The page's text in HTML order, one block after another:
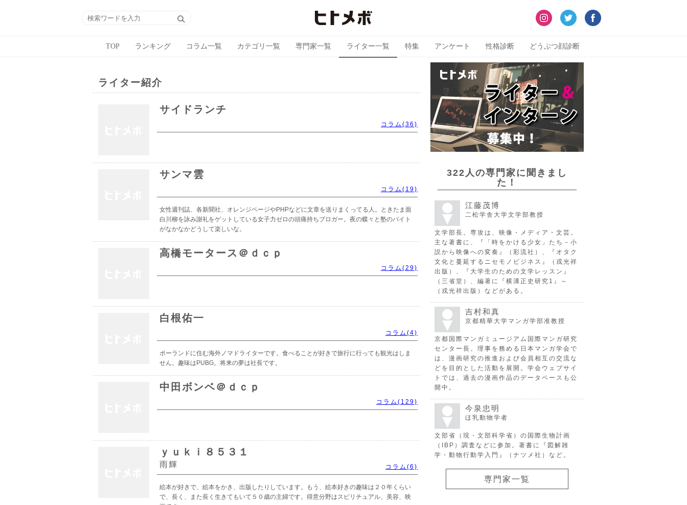
TOP ランキング コラム一覧 カテゴリ一覧 専門家一覧 ライター一覧 特集 アンケート 性格診断 どうぶつ顔診断
ライター紹介
サイドランチ
コラム(36)
サンマ雲
コラム(19)
女性週刊誌、各新聞社、オレンジページやPHPなどに文章を送りまくってる人。ときたま面
白川柳を詠み謝礼をゲットしている女子力ゼロの頭痛持ちブロガー。夜の蝶々と塾のバイト
がなかなかどうして楽しいな。
高橋モータース＠ｄｃｐ
コラム(29)
白根佑一
コラム(4)
ポーランドに住む海外ノマドライターです。食べることが好きで旅行に行っても観光はしま
せん。趣味はPUBG。将来の夢は社長です。
中田ボンベ＠ｄｃｐ
コラム(129)
ｙｕｋｉ８５３１
雨輝 コラム(6)
絵本が好きで、絵本をかき、出版したりしています。もう、絵本好きの趣味は２０年くらい
で、長く、また長く生きてもいて５０歳の主婦です。得意分野はスピリチュアル、美容、映
322人の専門家に聞きまし
た！
江藤茂博
二松学舎大学文学部教授
文学部長。専攻は、映像・メディア・文芸。
主な著書に、『「時をかける少女」たち－小
説から映像への変奏』（彩流社）、『オタク
文化と蔓延するニセモノビジネス』（戎光祥
出版）、『大学生のための文学レッスン』
（三省堂）、編著に『横溝正史研究1』～
（戎光祥出版）などがある。
吉村和真
京都精華大学マンガ学部准教授
京都国際マンガミュージアム国際マンガ研究
センター長。理事を務める日本マンガ学会で
は、漫画研究の推進および会員相互の交流な
どを目的とした活動を展開。学会ウェブサイ
トでは、過去の漫画作品のデータベースも公
開中。
今泉忠明
ほ乳動物学者
文部省（現・文部科学省）の国際生物計画
（IBP）調査などに参加。著書に『図解雑
学・動物行動学入門』（ナツメ社）など。
専門家一覧